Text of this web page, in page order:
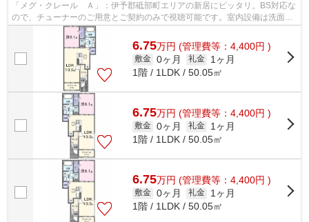
「メグ・クレール Ａ」：伊予郡砥部町エリアの新居にピッタリ。BS対応な
ので、チューナーのご用意とご契約のみで視聴可能です。室内設備は洗面所
独立・浴室乾燥機など充実した設備を...
6.75万円 (管理費等：4,400円 )
敷金 0ヶ月 礼金
1ヶ月
1階 / 1LDK / 50.05㎡
6.75万円 (管理費等：4,400円 )
敷金 0ヶ月 礼金
1ヶ月
1階 / 1LDK / 50.05㎡
6.75万円 (管理費等：4,400円 )
敷金 0ヶ月 礼金
1ヶ月
1階 / 1LDK / 50.05㎡